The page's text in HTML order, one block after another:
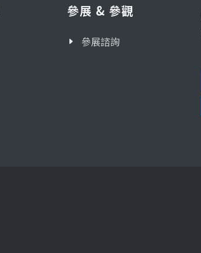
參展 & 參觀
參展諮詢